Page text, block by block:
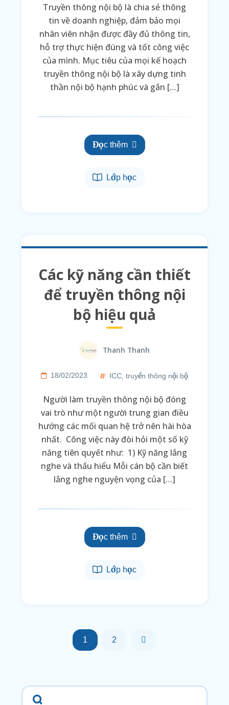
Truyền thông nội bộ là chia sẻ thông
tin về doanh nghiệp, đảm bảo mọi
nhân viên nhận được đầy đủ thông tin,
hỗ trợ thực hiện đúng và tốt công việc
của mình. Mục tiêu của mọi kế hoạch
truyền thông nội bộ là xây dựng tinh
thần nội bộ hạnh phúc và gắn […]
Đọc thêm
Lớp học
Các kỹ năng cần thiết
để truyền thông nội
bộ hiệu quả
Thanh Thanh
18/02/2023 ICC truyền thông nội bộ
Người làm truyền thông nội bộ đóng
vai trò như một người trung gian điều
hướng các mối quan hệ trở nên hài hòa
nhất. Công việc này đòi hỏi một số kỹ
năng tiên quyết như: 1) Kỹ năng lắng
nghe và thấu hiểu Mỗi cán bộ cần biết
lắng nghe nguyện vọng của […]
Đọc thêm
Lớp học
1 2